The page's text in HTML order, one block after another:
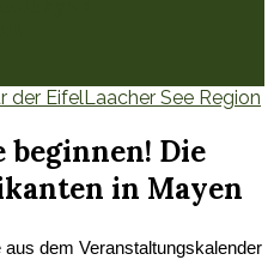
der EifelLaacher See Region
beginnen! Die
in Mayen
dem Veranstaltungskalender